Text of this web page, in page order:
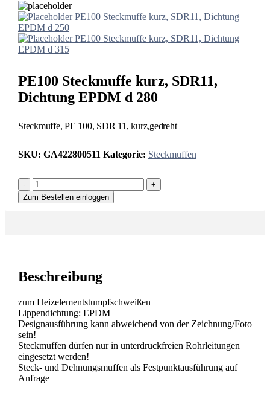
PE100 Steckmuffe kurz, SDR11, Dichtung
EPDM d 250
PE100 Steckmuffe kurz, SDR11, Dichtung
EPDM d 315
PE100 Steckmuffe kurz, SDR11,
Dichtung EPDM d 280
Steckmuffe, PE 100, SDR 11, kurz,gedreht
SKU: GA422800511 Kategorie: Steckmuffen
-
+
Zum Bestellen einloggen
Beschreibung
zum Heizelementstumpfschweißen
Lippendichtung: EPDM
Designausführung kann abweichend von der Zeichnung/Foto
sein!
Steckmuffen dürfen nur in unterdruckfreien Rohrleitungen
eingesetzt werden!
Steck- und Dehnungsmuffen als Festpunktausführung auf
Anfrage